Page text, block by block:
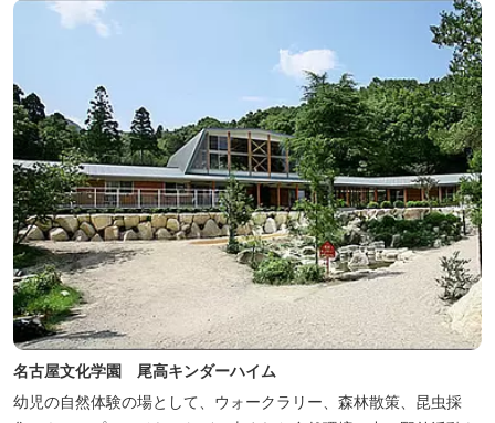
名古屋文化学園 尾高キンダーハイム
幼児の自然体験の場として、ウォークラリー、森林散策、昆虫採